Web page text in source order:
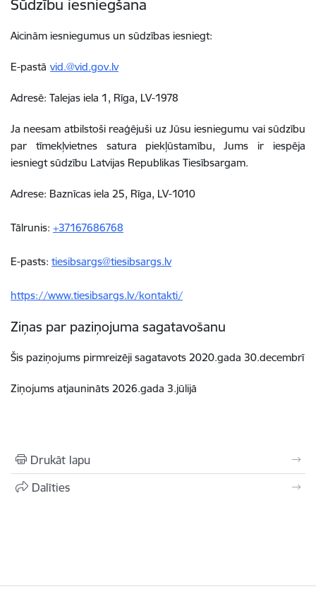
Sūdzību iesniegšana
Aicinām iesniegumus un sūdzības iesniegt:
E-pastā vid.@vid.gov.lv
Adresē: Talejas iela 1, Rīga, LV-1978
Ja neesam atbilstoši reaģējuši uz Jūsu iesniegumu vai sūdzību
par tīmekļvietnes satura piekļūstamību, Jums ir iespēja
iesniegt sūdzību Latvijas Republikas Tiesībsargam.
Adrese: Baznīcas iela 25, Rīga, LV-1010
Tālrunis: +37167686768
E-pasts: tiesibsargs@tiesibsargs.lv
https://www.tiesibsargs.lv/kontakti/
Ziņas par paziņojuma sagatavošanu
Šis paziņojums pirmreizēji sagatavots 2020.gada 30.decembrī
Ziņojums atjaunināts 2026.gada 3.jūlijā
Drukāt lapu
Dalīties